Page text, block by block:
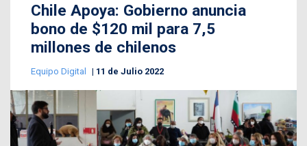
Chile Apoya: Gobierno anuncia
bono de $120 mil para 7,5
millones de chilenos
Equipo Digital 11 de Julio 2022